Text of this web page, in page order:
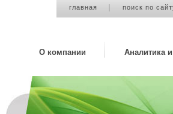
главная поиск по
О компании Аналитика